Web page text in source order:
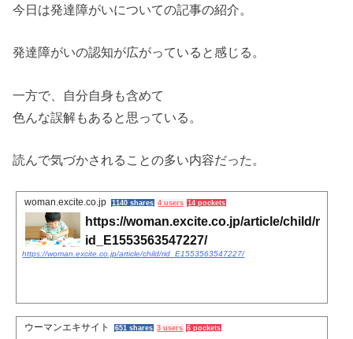
今日は発達障がいについての記事の紹介。
発達障がいの認知が広がっていると感じる。
一方で、自分自身も含めて
色んな誤解もあると思っている。
読んで気づかされることの多い内容だった。
woman.excite.co.jp 1140 shares 4 users 14 pockets
https://woman.excite.co.jp/article/child/r
id_E1553563547227/
https://woman.excite.co.jp/article/child/rid_E1553563547227/
ウーマンエキサイト 651 shares 3 users 6 pockets